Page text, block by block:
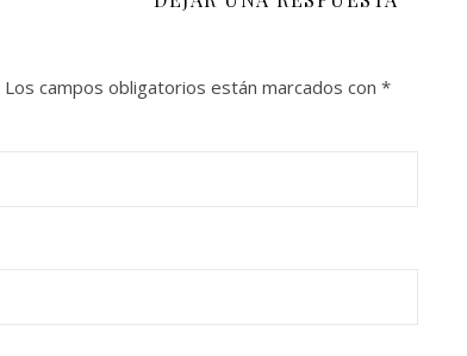
Los campos obligatorios están marcados con *